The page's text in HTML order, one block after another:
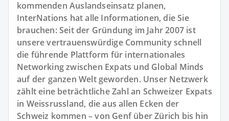
kommenden Auslandseinsatz planen,
InterNations hat alle Informationen, die Sie
brauchen: Seit der Gründung im Jahr 2007 ist
unsere vertrauenswürdige Community schnell
die führende Plattform für internationales
Networking zwischen Expats und Global Minds
auf der ganzen Welt geworden. Unser Netzwerk
zählt eine beträchtliche Zahl an Schweizer Expats
in Weissrussland, die aus allen Ecken der
Schweiz kommen – von Genf über Zürich bis hin